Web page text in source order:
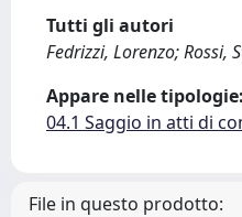
Tutti gli autori
Fedrizzi, Lorenzo; Rossi,
Appare nelle tipologie:
04.1 Saggio in atti di
File in questo prodotto: